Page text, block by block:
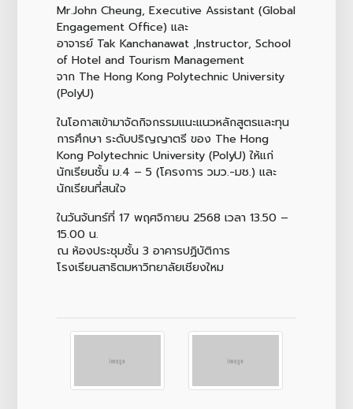
Mr.John Cheung, Executive Assistant (Global
Engagement Office) และ
อาจารย์ Tak Kanchanawat ,Instructor, School
of Hotel and Tourism Management
จาก The Hong Kong Polytechnic University
(PolyU)
ในโอกาสเข้ามาจัดกิจกรรมแนะแนวหลักสูตรและทุน
การศึกษา ระดับปริญญาตรี ของ The Hong
Kong Polytechnic University (PolyU) ให้แก่
นักเรียนชั้น ม.4 – 5 (โครงการ วมว.-มช.) และ
นักเรียนที่สนใจ
ในวันจันทร์ที่ 17 พฤศจิกายน 2568 เวลา 13.50 –
15.00 น.
ณ ห้องประชุมชั้น 3 อาคารปฏิบัติการ
โรงเรียนสาธิตมหาวิทยาลัยเชียงใหม